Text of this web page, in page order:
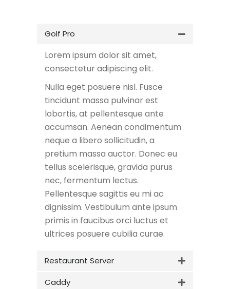
Golf Pro
Lorem ipsum dolor sit amet,
consectetur adipiscing elit.
Nulla eget posuere nisl. Fusce
tincidunt massa pulvinar est
lobortis, at pellentesque ante
accumsan. Aenean condimentum
neque a libero sollicitudin, a
pretium massa auctor. Donec eu
tellus scelerisque, gravida purus
nec, fermentum lectus.
Pellentesque sagittis eu mi ac
dignissim. Vestibulum ante ipsum
primis in faucibus orci luctus et
ultrices posuere cubilia curae.
Restaurant Server
Caddy